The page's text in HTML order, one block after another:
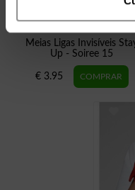
Meias Ligas Invisíveis
Up - Soiree 15
€ 3.95